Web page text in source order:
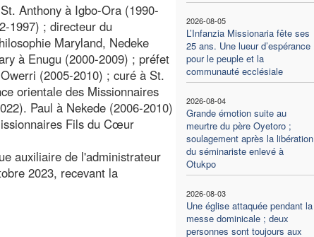
2026-08-05
L’Infanzia Missionaria fête ses
25 ans. Une lueur d’espérance
pour le peuple et la
communauté ecclésiale
2026-08-04
Grande émotion suite au
meurtre du père Oyetoro ;
soulagement après la libération
du séminariste enlevé à
Otukpo
2026-08-03
Une église attaquée pendant la
messe dominicale ; deux
personnes sont toujours aux
Anthony à Igbo-Ora (1990-
1997) ; directeur du
Maryland, Nedeke
à Enugu (2000-2009) ; préfet
(2005-2010) ; curé à St.
orientale des Missionnaires
Paul à Nekede (2006-2010)
Fils du Cœur
auxiliaire de l'administrateur
2023, recevant la